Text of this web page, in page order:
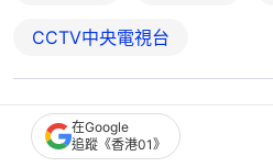
CCTV中央電視台
搶先表達
在Google
追蹤《香港01》